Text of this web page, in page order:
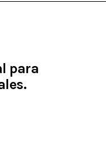
para